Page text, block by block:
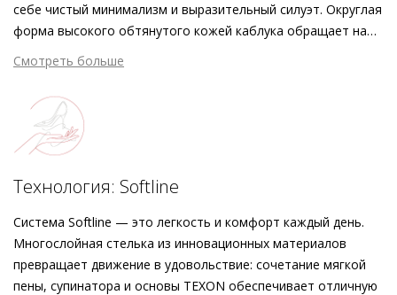
Затем по 3 697 ₽ раз в 2 недели
Подробнее о сервисе можно узнать на
себе чистый минимализм и выразительный силуэт. Округлая
форма высокого обтянутого кожей каблука обращает на
себя внимание. Чтобы вы чувствовали себя комфортно в
этих туфлях, модель оснащена кожаной подкладкой и
стелькой с технологией Softline. Глубокий вырез слегка
заострённых лодочек дополнен серебристым декоративным
элементом, который гармонирует с глянцевым финишем
мягкой кожи.
Смотреть больше
Технология: Softline
Система Softline — это легкость и комфорт каждый день.
Многослойная стелька из инновационных материалов
превращает движение в удовольствие: сочетание мягкой
пены, супинатора и основы TEXON обеспечивает отличную